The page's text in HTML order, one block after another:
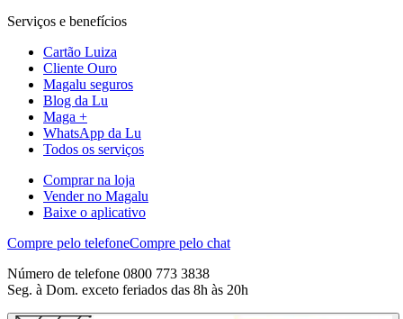
Serviços e benefícios
Cartão Luiza
Cliente Ouro
Magalu seguros
Blog da Lu
Maga +
WhatsApp da Lu
Todos os serviços
Comprar na loja
Vender no Magalu
Baixe o aplicativo
Compre pelo telefoneCompre pelo chat
Número de telefone 0800 773 3838
Seg. à Dom. exceto feriados das 8h às 20h